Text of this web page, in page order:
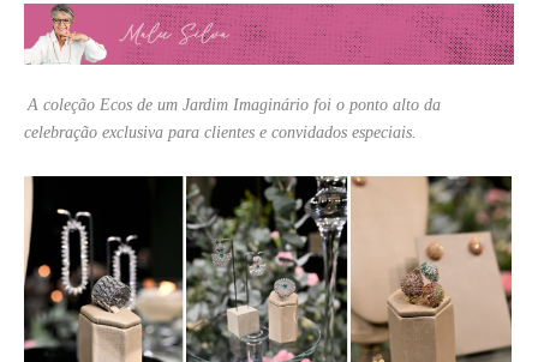
A coleção Ecos de um Jardim Imaginário foi o ponto alto da
celebração exclusiva para clientes e convidados especiais.